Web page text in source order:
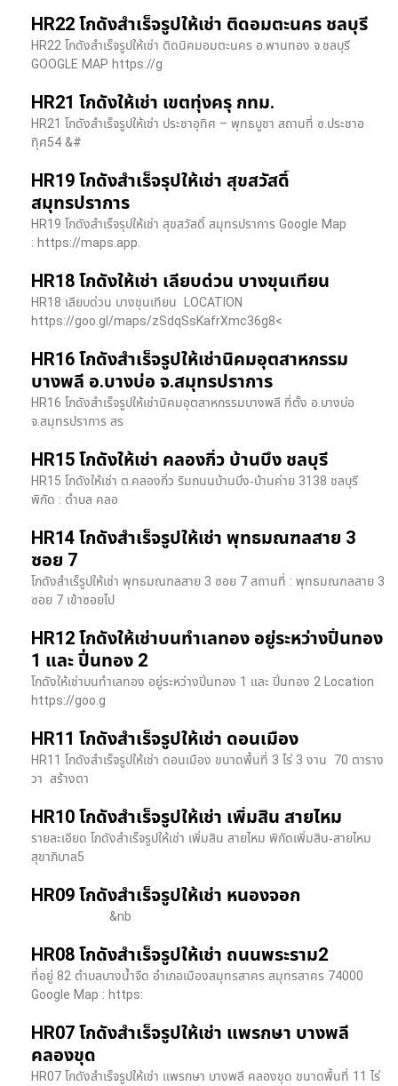
HR22 โกดังสำเร็จรูปให้เช่า ติดอมตะนคร ชลบุรี
HR22 โกดังสำเร็จรูปให้เช่า ติดนิคมอมตะนคร อ.พานทอง จ.ชลบุรี
GOOGLE MAP https://g
HR21 โกดังให้เช่า เขตทุ่งครุ กทม.
HR21 โกดังสำเร็จรูปให้เช่า ประชาอุทิศ – พุทธบูชา สถานที่ ซ.ประชาอ
ทุิศ54 &#
HR19 โกดังสำเร็จรุปให้เช่า สุขสวัสดิ์
สมุทรปราการ
HR19 โกดังสำเร็จรุปให้เช่า สุขสวัสดิ์ สมุทรปราการ Google Map
: https://maps.app.
HR18 โกดังให้เช่า เลียบด่วน บางขุนเทียน
HR18 เลียบด่วน​ บางขุนเทียน​ LOCATION
https://goo.gl/maps/zSdqSsKafrXmc36g8<
HR16 โกดังสำเร็จรูปให้เช่านิคมอุตสาหกรรม
บางพลี อ.บางบ่อ จ.สมุทรปราการ
HR16 โกดังสำเร็จรูปให้เช่านิคมอุตสาหกรรมบางพลี ที่ตั้ง อ.บางบ่อ
จ.สมุทรปราการ สร
HR15 โกดังให้เช่า คลองกิ่ว บ้านบึง ชลบุรี
HR15 โกดังให้เช่า ต.คลองกิ่ว ริมถนนบ้านบึง-บ้านค่าย 3138 ชลบุรี
พิกัด : ตำบล คลอ
HR14 โกดังสำเร็จรูปให้เช่า พุทธมณฑลสาย 3
ซอย 7
โกดังสำเร็รูปให้เช่า พุทธมณฑลสาย 3 ซอย 7 สถานที่ : พุทธมณฑลสาย 3
ซอย 7 เข้าซอยไป
HR12 โกดังให้เช่าบนทำเลทอง อยู่ระหว่างปิ่นทอง
1 และ ปิ่นทอง 2
โกดังให้เช่าบนทำเลทอง อยู่ระหว่างปิ่นทอง 1 และ ปิ่นทอง 2 Location
https://goo.g
HR11 โกดังสำเร็จรูปให้เช่า ดอนเมือง
HR11 โกดังสำเร็จรูปให้เช่า ดอนเมือง ขนาดพื้นที่ 3 ไร่ 3 งาน 70 ตาราง
วา สร้างตา
HR10 โกดังสำเร็จรูปให้เช่า เพิ่มสิน สายไหม
รายละเอียด โกดังสำเร็จรูปให้เช่า เพิ่มสิน สายไหม พิกัดเพิ่มสิน-สายไหม
สุขาภิบาล5
HR09 โกดังสำเร็จรูปให้เช่า หนองจอก
&nb
HR08 โกดังสำเร็จรูปให้เช่า ถนนพระราม2
ที่อยู่ 82 ตำบลบางน้ำจืด อำเภอเมืองสมุทรสาคร สมุทรสาคร 74000
Google Map : https:
HR07 โกดังสำเร็จรูปให้เช่า แพรกษา บางพลี​
คลองขุด
HR07 โกดังสำเร็จรูปให้เช่า แพรกษา บางพลี​ คลองขุด ขนาดพื้นที่ 11 ไร่